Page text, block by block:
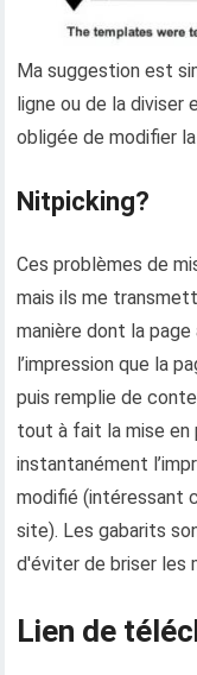
Ma suggestion est
ligne ou de la diviser
obligée de modifier
Nitpicking?
Ces problèmes de
mais ils me
manière dont la
l’impression que la
puis remplie de
tout à fait la mise en
instantanément
modifié (intéressant
site). Les gabarits
d'éviter de briser les
Lien de